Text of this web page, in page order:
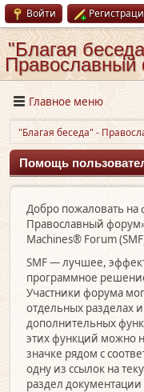
Войти
"Благая
Главное меню
"Благая беседа" -
Помощь
Добро пожаловать на
Православный
Machines® Forum
SMF — лучшее,
программное
Участники форума
отдельных разделах
дополнительных
этих функций можно
значке рядом с
одну из ссылок на
раздел